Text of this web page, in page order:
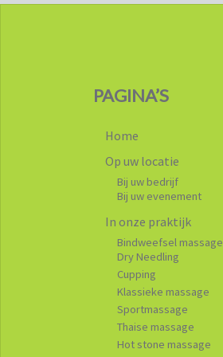
PAGINA’S
Home
Op uw locatie
Bij uw bedrijf
Bij uw evenement
In onze praktijk
Bindweefsel massage
Dry Needling
Cupping
Klassieke massage
Sportmassage
Thaise massage
Hot stone massage